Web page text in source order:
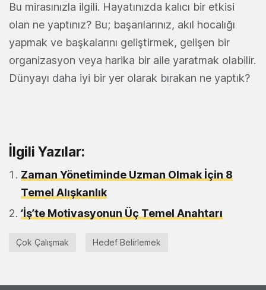
Bu mirasınızla ilgili. Hayatınızda kalıcı bir etkisi
olan ne yaptınız? Bu; başarılarınız, akıl hocalığı
yapmak ve başkalarını geliştirmek, gelişen bir
organizasyon veya harika bir aile yaratmak olabilir.
Dünyayı daha iyi bir yer olarak bırakan ne yaptık?
İlgili Yazılar:
Zaman Yönetiminde Uzman Olmak İçin 8
Temel Alışkanlık
‘İş’te Motivasyonun Üç Temel Anahtarı
Çok Çalışmak Hedef Belirlemek